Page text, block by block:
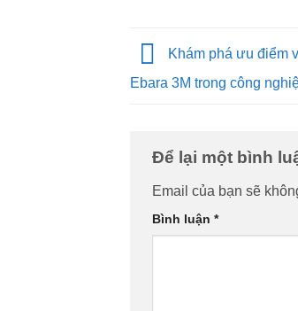
Khám phá ưu điểm
Ebara 3M trong công
Để lại một bình
Email của bạn sẽ
Bình luận *